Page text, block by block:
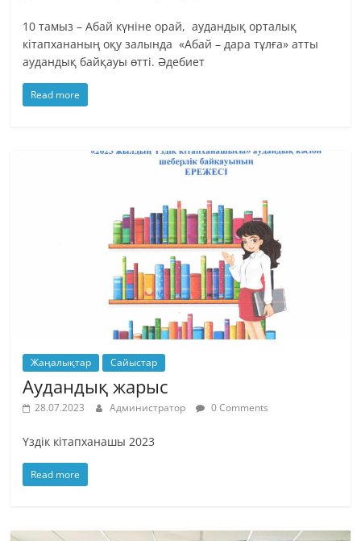
10 тамыз – Абай күніне орай, аудандық орталық
кітапхананың оқу залында «Абай – дара тұлға» атты
аудандық байқауы өтті. Әдебиет
Read more
Жаңалықтар Сайыстар
Аудандық жарыс
28.07.2023 Администратор 0 Comments
Үздік кітапханашы 2023
Read more